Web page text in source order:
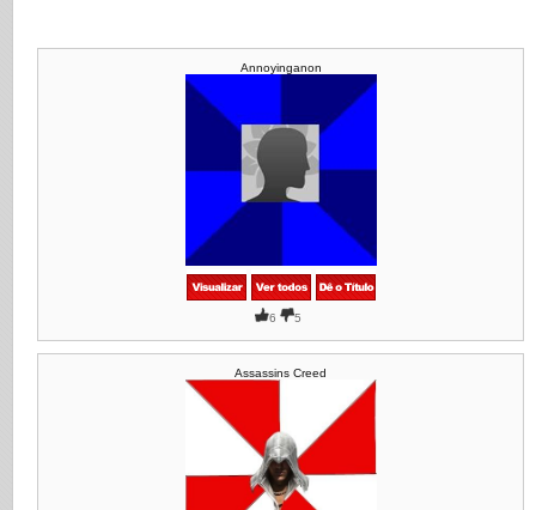
Annoyinganon
6 5
Assassins Creed